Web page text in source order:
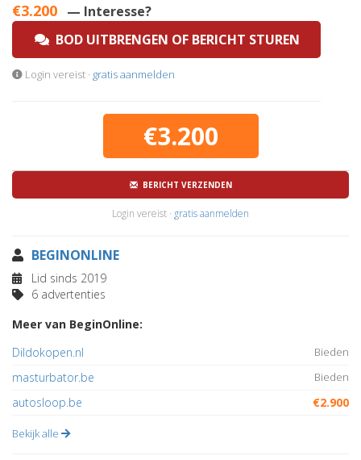
€3.200 — Interesse?
BOD UITBRENGEN OF BERICHT STUREN
Login vereist · gratis aanmelden
€3.200
BERICHT VERZENDEN
Login vereist · gratis aanmelden
BEGINONLINE
Lid sinds 2019
6 advertenties
Meer van BeginOnline:
Dildokopen.nl
Bieden
masturbator.be Bieden
autosloop.be €2.900
Bekijk alle